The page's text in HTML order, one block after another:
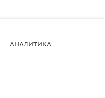
АНАЛИТИКА